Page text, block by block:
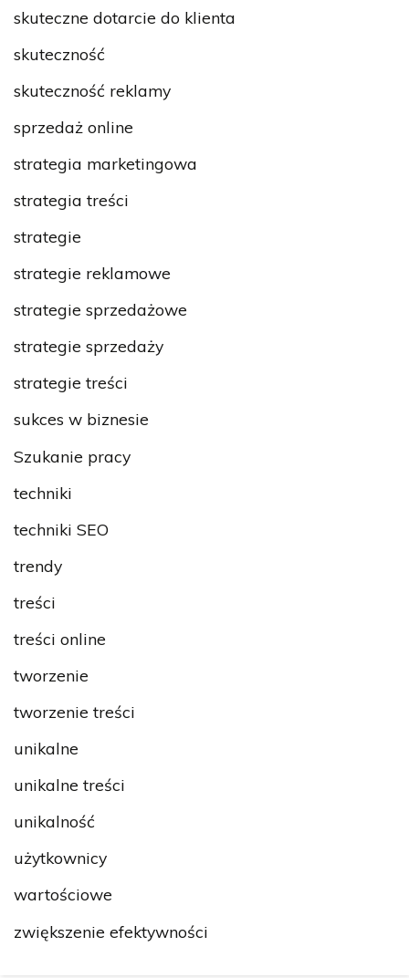
skuteczne dotarcie do klienta
skuteczność
skuteczność reklamy
sprzedaż online
strategia marketingowa
strategia treści
strategie
strategie reklamowe
strategie sprzedażowe
strategie sprzedaży
strategie treści
sukces w biznesie
Szukanie pracy
techniki
techniki SEO
trendy
treści
treści online
tworzenie
tworzenie treści
unikalne
unikalne treści
unikalność
użytkownicy
wartościowe
zwiększenie efektywności